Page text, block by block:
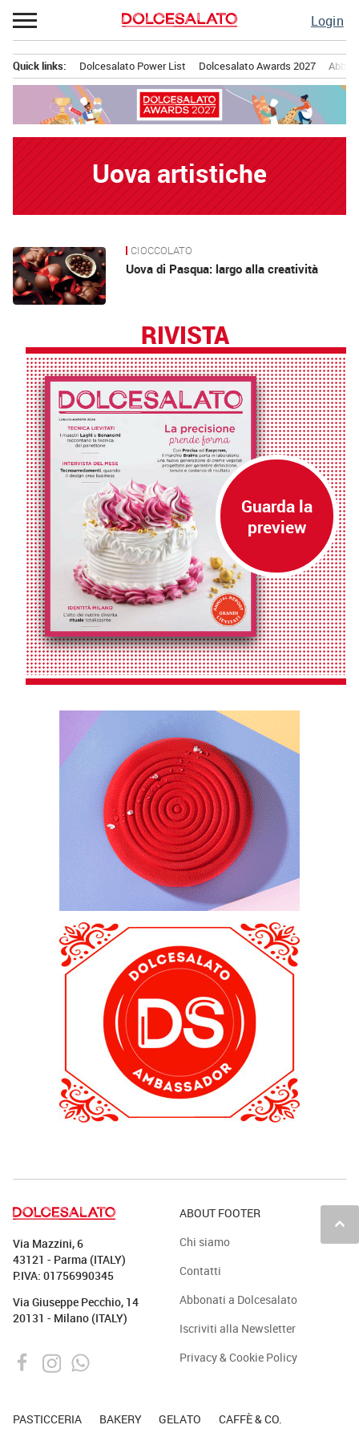
Passa
al
Login
principale
Quick links: Dolcesalato Power List Dolcesalato Awards 2027
Uova artistiche
News CIOCCOLATO
Uova di Pasqua: largo alla creatività
RIVISTA
keyboard_arrow_up
Via Mazzini, 6
43121 - Parma (ITALY)
P.IVA: 01756990345
Via Giuseppe Pecchio, 14
20131 - Milano (ITALY)
ABOUT FOOTER
Chi siamo
Contatti
Abbonati a Dolcesalato
Iscriviti alla Newsletter
Privacy & Cookie Policy
PASTICCERIA BAKERY GELATO CAFFÈ & CO.